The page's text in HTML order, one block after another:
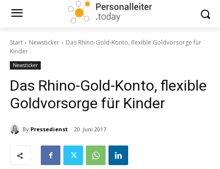
Start Newsticker
Das Rhino-Gold-Konto, flexible Goldvorsorge für
Kinder
Newsticker
Das Rhino-Gold-Konto, flexible
Goldvorsorge für Kinder
By Pressedienst 20. Juni 2017